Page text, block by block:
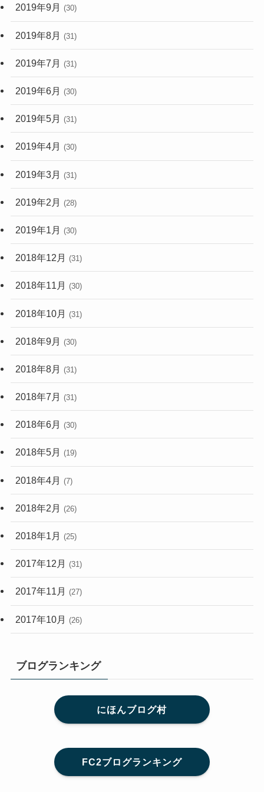
2019年9月 (30)
2019年8月 (31)
2019年7月 (31)
2019年6月 (30)
2019年5月 (31)
2019年4月 (30)
2019年3月 (31)
2019年2月 (28)
2019年1月 (30)
2018年12月 (31)
2018年11月 (30)
2018年10月 (31)
2018年9月 (30)
2018年8月 (31)
2018年7月 (31)
2018年6月 (30)
2018年5月 (19)
2018年4月 (7)
2018年2月 (26)
2018年1月 (25)
2017年12月 (31)
2017年11月 (27)
2017年10月 (26)
ブログランキング
にほんブログ村
FC2ブログランキング